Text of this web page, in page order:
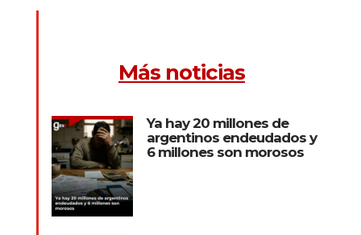
Más noticias
Ya hay 20 millones de
argentinos endeudados y
6 millones son morosos